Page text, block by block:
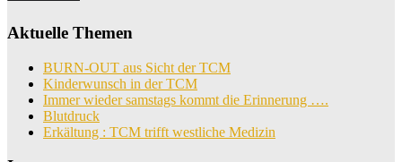
Aktuelle Themen
BURN-OUT aus Sicht der TCM
Kinderwunsch in der TCM
Immer wieder samstags kommt die Erinnerung ….
Blutdruck
Erkältung : TCM trifft westliche Medizin